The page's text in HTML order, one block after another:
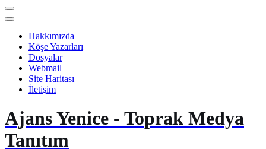
Hakkımızda
Köşe Yazarları
Dosyalar
Webmail
Site Haritası
İletişim
Ajans Yenice - Toprak Medya
Tanıtım